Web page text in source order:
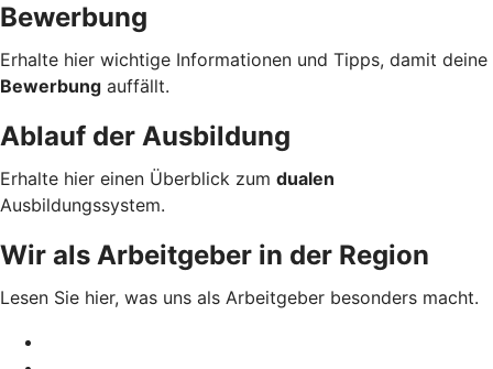
Bewerbung
Erhalte hier wichtige Informationen und Tipps, damit deine
Bewerbung auffällt.
Ablauf der Ausbildung
Erhalte hier einen Überblick zum dualen
Ausbildungssystem.
Wir als Arbeitgeber in der Region
Lesen Sie hier, was uns als Arbeitgeber besonders macht.